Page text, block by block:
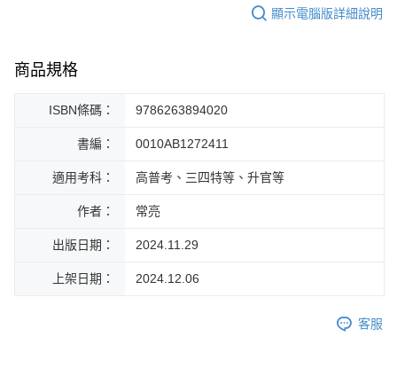
顯示電腦版詳細說明
商品規格
ISBN條碼： 9786263894020
書編： 0010AB1272411
適用考科： 高普考、三四特等、升官等
作者： 常亮
出版日期： 2024.11.29
上架日期： 2024.12.06
客服